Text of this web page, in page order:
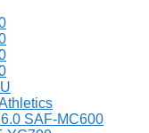
SAF-MC600